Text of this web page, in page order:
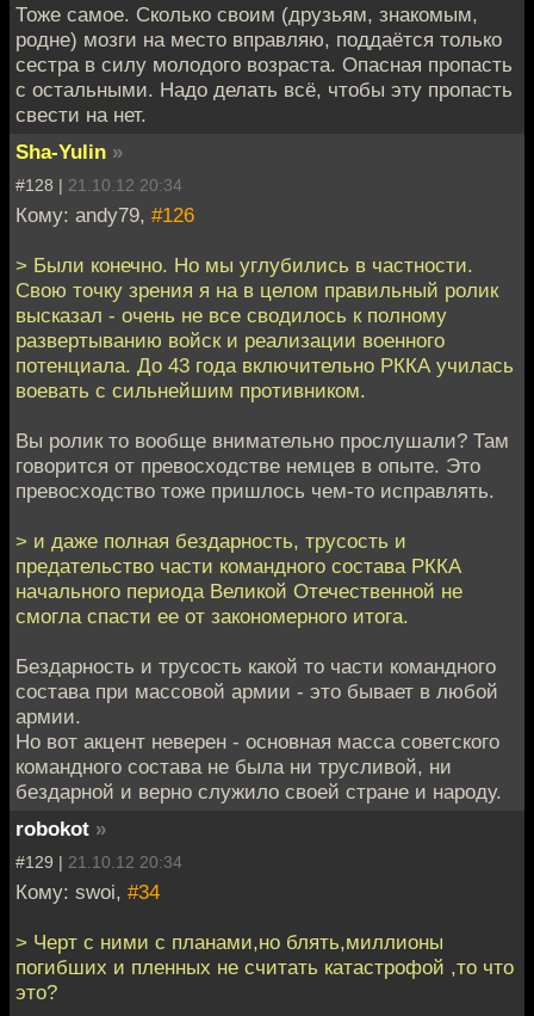
Тоже самое. Сколько своим (друзьям, знакомым,
родне) мозги на место вправляю, поддаётся только
сестра в силу молодого возраста. Опасная пропасть
с остальными. Надо делать всё, чтобы эту пропасть
свести на нет.
Sha-Yulin »
#128 | 21.10.12 20:34
Кому: andy79, #126
> Были конечно. Но мы углубились в частности.
Свою точку зрения я на в целом правильный ролик
высказал - очень не все сводилось к полному
развертыванию войск и реализации военного
потенциала. До 43 года включительно РККА училась
воевать с сильнейшим противником.
Вы ролик то вообще внимательно прослушали? Там
говорится от превосходстве немцев в опыте. Это
превосходство тоже пришлось чем-то исправлять.
> и даже полная бездарность, трусость и
предательство части командного состава РККА
начального периода Великой Отечественной не
смогла спасти ее от закономерного итога.
Бездарность и трусость какой то части командного
состава при массовой армии - это бывает в любой
армии.
Но вот акцент неверен - основная масса советского
командного состава не была ни трусливой, ни
бездарной и верно служило своей стране и народу.
robokot »
#129 | 21.10.12 20:34
Кому: swoi, #34
> Черт с ними с планами,но блять,миллионы
погибших и пленных не считать катастрофой ,то что
это?